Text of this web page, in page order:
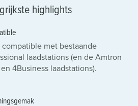
highlights
compatible met bestaande
laadstations (en de Amtron
4Business laadstations).